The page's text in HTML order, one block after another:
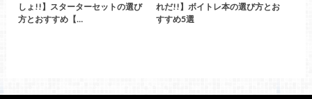
しょ!!】スターターセットの選び
方とおすすめ【…
れだ!!】ボイトレ本の選び方とお
すすめ5選